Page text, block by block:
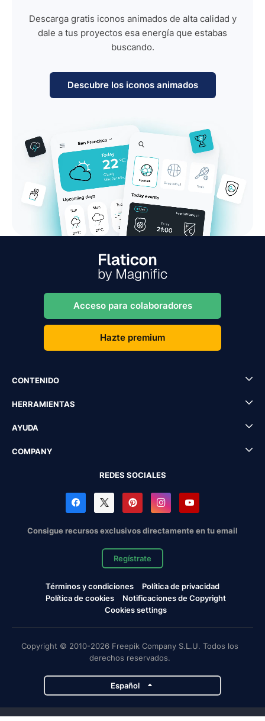
Descarga gratis iconos animados de alta calidad y
dale a tus proyectos esa energía que estabas
buscando.
Descubre los iconos animados
Acceso para colaboradores
Hazte premium
CONTENIDO
HERRAMIENTAS
AYUDA
COMPANY
REDES SOCIALES
Consigue recursos exclusivos directamente en tu email
Regístrate
Términos y condiciones
Política de privacidad
Política de cookies
Notificaciones de Copyright
Cookies settings
Copyright © 2010-2026 Freepik Company S.L.U. Todos los
derechos reservados.
Español